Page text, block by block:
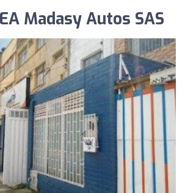
Madasy Autos SAS